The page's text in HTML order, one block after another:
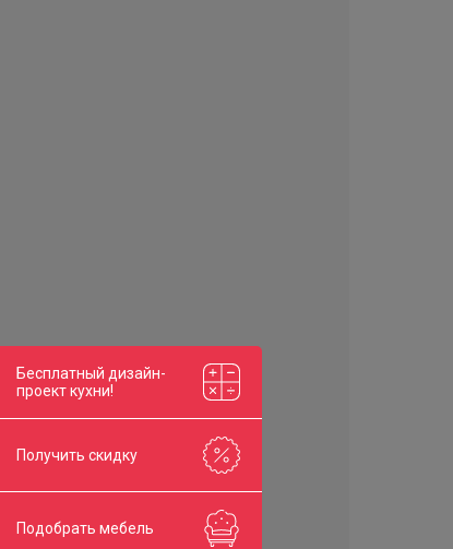
Бесплатный дизайн-
проект кухни!
Получить скидку
Подобрать мебель